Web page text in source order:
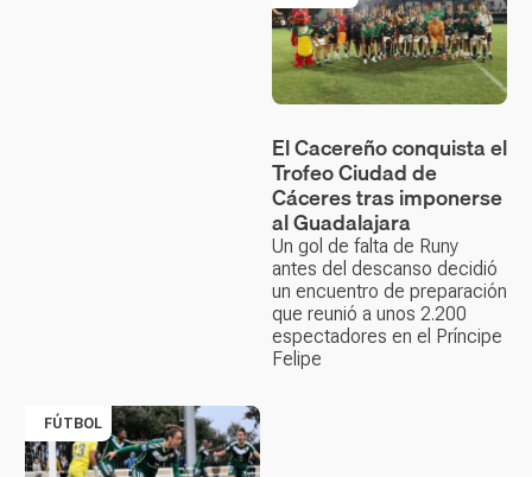
El Cacereño conquista el
Trofeo Ciudad de
Cáceres tras imponerse
al Guadalajara
Un gol de falta de Runy
antes del descanso decidió
un encuentro de preparación
que reunió a unos 2.200
espectadores en el Príncipe
Felipe
FÚTBOL